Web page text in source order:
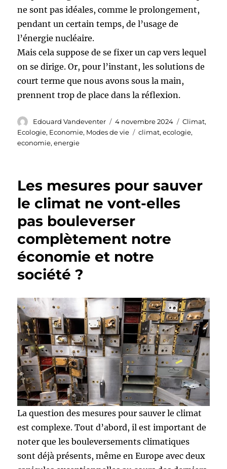
ne sont pas idéales, comme le prolongement,
pendant un certain temps, de l’usage de
l’énergie nucléaire.
Mais cela suppose de se fixer un cap vers lequel
on se dirige. Or, pour l’instant, les solutions de
court terme que nous avons sous la main,
prennent trop de place dans la réflexion.
Auteur
Edouard Vandeventer
Publié
le
4 novembre 2024 Catégories
Climat,
Ecologie, Economie, Modes de vie Étiquettes
climat,ecologie,
economie,energie
Les mesures pour sauver
le climat ne vont-elles
pas bouleverser
complètement notre
économie et notre
société ?
La question des mesures pour sauver le climat
est complexe. Tout d’abord, il est important de
noter que les bouleversements climatiques
sont déjà présents, même en Europe avec deux